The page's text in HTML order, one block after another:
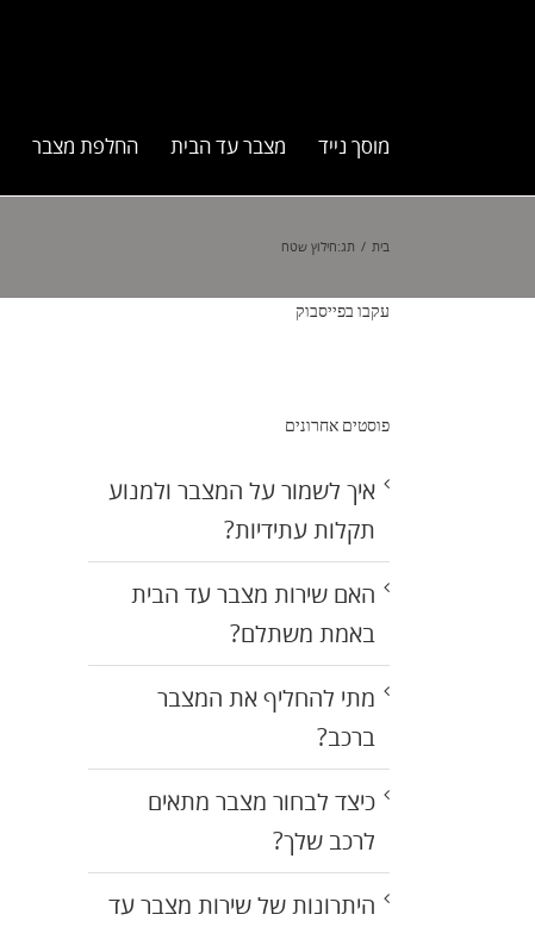
מוסך נייד מצבר עד הבית החלפת מצבר
בית / תג:חילוץ שטח
עקבו בפייסבוק
פוסטים אחרונים
איך לשמור על המצבר ולמנוע
תקלות עתידיות?
האם שירות מצבר עד הבית
באמת משתלם?
מתי להחליף את המצבר
ברכב?
כיצד לבחור מצבר מתאים
לרכב שלך?
היתרונות של שירות מצבר עד